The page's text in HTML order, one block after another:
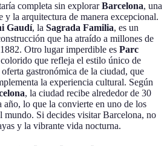
completa sin explorarBarcelona, una
y la arquitectura de manera excepcional.
Gaudí, la Sagrada Familia, es un
que ha atraído a millones de
Otro lugar imperdible es Parc
que refleja el estilo único de
gastronómica de la ciudad, que
la experiencia cultural. Según
, la ciudad recibe alrededor de 30
año, lo que la convierte en uno de los
mundo. Si decides visitar Barcelona, no
y la vibrante vida nocturna.